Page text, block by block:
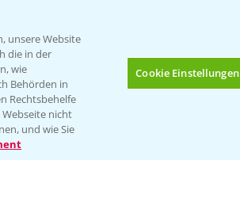
vergleichen:
Sie uns
unsere Website
die in der
wie
Behörden in
Rechtsbehelfe
nicht
und wie Sie
Cookie Einstellungen